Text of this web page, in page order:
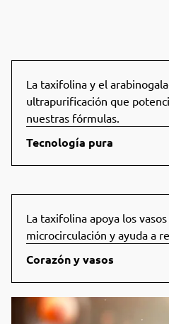
La taxifolina y el
ultrapurificación que
nuestras fórmulas.
Tecnología pura
La taxifolina apoya los
microcirculación y ayuda a
Corazón y vasos